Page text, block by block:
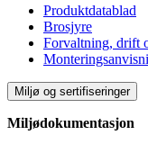
Produktdatablad
Brosjyre
Forvaltning, drift
Miljø og sertifiseringer
Miljødokumentasjon